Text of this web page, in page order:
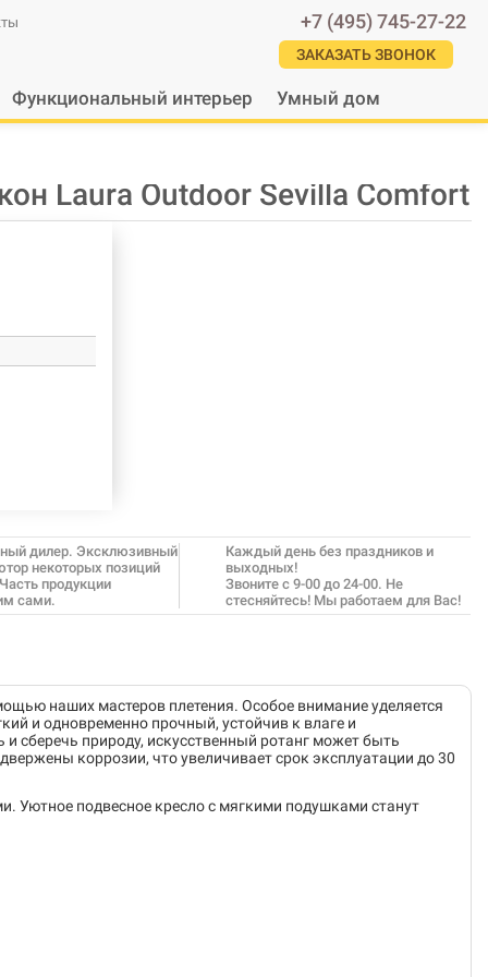
+7 (495) 745-27-22
ЗАКАЗАТЬ ЗВОНОК
Функциональный интерьер Умный дом
Laura Outdoor Sevilla Comfort
дилер. Эксклюзивный
некоторых позиций
продукции
сами.
Каждый день без праздников и
выходных!
Звоните с 9-00 до 24-00. Не
стесняйтесь! Мы работаем для Вас!
наших мастеров плетения. Особое внимание уделяется
и одновременно прочный, устойчив к влаге и
сберечь природу, искусственный ротанг может быть
коррозии, что увеличивает срок эксплуатации до 30
Уютное подвесное кресло с мягкими подушками станут